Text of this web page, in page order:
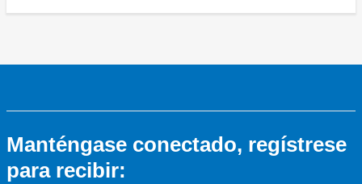
Manténgase conectado, regístrese
para recibir: